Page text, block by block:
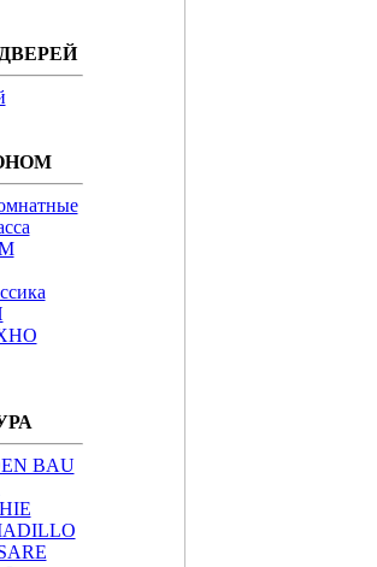
BAU